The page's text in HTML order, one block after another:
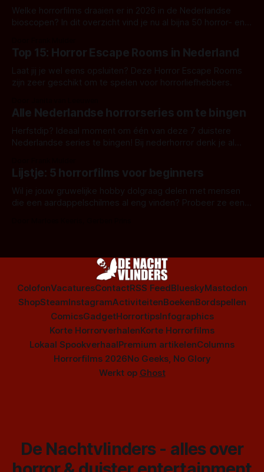
Welke horrorfilms draaien er in 2026 in de Nederlandse
bioscopen? In dit overzicht vind je nu al bijna 50 horror- en
Top 15: Horror Escape Rooms in Nederland
Laat jij je wel eens opsluiten? Deze Horror Escape Rooms
zijn zeer geschikt om te spelen voor horrorliefhebbers.
Alle Nederlandse horrorseries om te bingen
Herfstdip? Ideaal moment om één van deze 7 duistere
Nederlandse series te bingen! Bij nederhorror denk je al
Amsterdamned of The Johnsons. Maar Nederlandse horror
is niet beperkt tot films. Hier een aantal Nederlandse tv-
series uit het duistere of horrorgenre. Als
Lijstje: 5 horrorfilms voor beginners
Wil je jouw gruwelijke hobby dolgraag delen met mensen
die een aardappelschilmes al eng vinden? Probeer ze eens
ColofonVacaturesContactRSS FeedBlueskyMastodon
ShopSteamInstagramActiviteitenBoekenBordspellen
ComicsGadgetHorrortipsInfographics
Korte HorrorverhalenKorte Horrorfilms
Lokaal SpookverhaalPremium artikelenColumns
Horrorfilms 2026No Geeks, No Glory
Werkt op Ghost
De Nachtvlinders - alles over